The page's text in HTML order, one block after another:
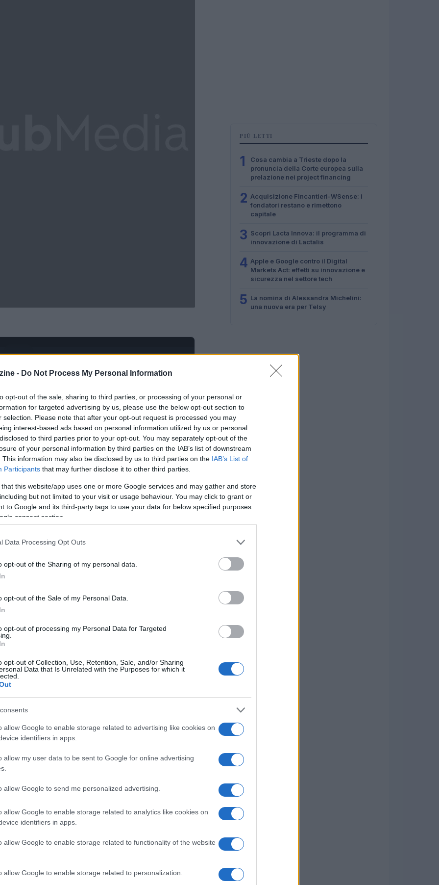
- Do Not Process My Personal Information
opt-out of the sale, sharing to third parties, or processing of your personal or
for targeted advertising by us, please use the below opt-out section to
selection. Please note that after your opt-out request is processed you may
interest-based ads based on personal information utilized by us or personal
to third parties prior to your opt-out. You may separately opt-out of the
of your personal information by third parties on the IAB’s list of downstream
This information may also be disclosed by us to third parties on the IAB’s List of
Participants that may further disclose it to other third parties.
that this website/app uses one or more Google services and may gather and store
but not limited to your visit or usage behaviour. You may click to grant or
to Google and its third-party tags to use your data for below specified purposes
consent section.
Data Processing Opt Outs
opt-out of the Sharing of my personal data.
opt-out of the Sale of my Personal Data.
opt-out of processing my Personal Data for Targeted
opt-out of Collection, Use, Retention, Sale, and/or Sharing
Data that Is Unrelated with the Purposes for which it
allow Google to enable storage related to advertising like cookies on
identifiers in apps.
allow my user data to be sent to Google for online advertising
allow Google to send me personalized advertising.
allow Google to enable storage related to analytics like cookies on
identifiers in apps.
allow Google to enable storage related to functionality of the website
allow Google to enable storage related to personalization.
come la vacanza perfetta: mare
vibrante. Ma diciamoci la verità: la realtà è
Questo articolo non ha intenzione di
il velo su ciò che realmente ci aspetta a
promette un’esperienza da sogno, ma la
più per massimizzare il profitto che per il
del settore, oltre il 70% dei passeggeri
piuttosto che esplorare le destinazioni.
una crociera nei Caraibi se si trascorre
delle isole?
limitate e possono risultare costose. I
ma il prezzo finale può rivelarsi molto
il viaggiatore con un senso di
PIÙ LETTI
1
Cosa cambia a Trieste dopo la
pronuncia della Corte europea sulla
prelazione nei project financing
2 Acquisizione Fincantieri-WSense: i
fondatori restano e rimettono
capitale
3 Scopri Lacta Innova: il programma di
innovazione di Lactalis
4 Apple e Google contro il Digital
Markets Act: effetti su innovazione e
sicurezza nel settore tech
5 La nomina di Alessandra Michelini:
una nuova era per Telsy